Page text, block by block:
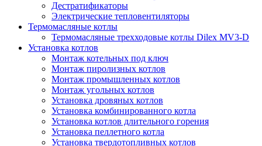
Дестратификаторы
Электрические тепловентиляторы
Термомасляные котлы
Термомасляные трехходовые котлы Dilex MV3-D
Установка котлов
Монтаж котельных под ключ
Монтаж пиролизных котлов
Монтаж промышленных котлов
Монтаж угольных котлов
Установка дровяных котлов
Установка комбинированного котла
Установка котлов длительного горения
Установка пеллетного котла
Установка твердотопливных котлов